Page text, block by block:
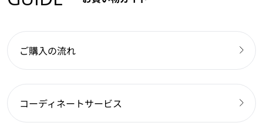
ご購入の流れ
コーディネートサービス